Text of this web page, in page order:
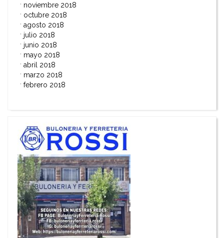
noviembre 2018
octubre 2018
agosto 2018
julio 2018
junio 2018
mayo 2018
abril 2018
marzo 2018
febrero 2018